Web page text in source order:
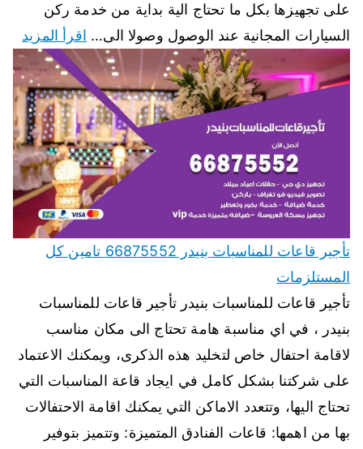
على تجهيزها بكل ما تحتاج الية بداية من خدمة ركن
السيارات المجانية عند الوصول وصولا الى… اقرأ المزيد
تأجير قاعات للمناسبات بنيدر 66875552 تامين كل
المستلزمات
تأجير قاعات للمناسبات بنيدر تأجير قاعات للمناسبات
بنيدر ، في اي مناسبة هامة تحتاج الى مكان مناسب
لاقامة احتفال خاص لتخليد هذه الذكرى، ويمكنك الاعتماد
على شركتنا بشكل كامل في ايجاد قاعة المناسبات التي
تحتاج اليها، وتتعدد الاماكن التي يمكنك اقامة الاحتفالات
بها من اهمها: قاعات الفنادق المتميزة: وتتميز بتوفير